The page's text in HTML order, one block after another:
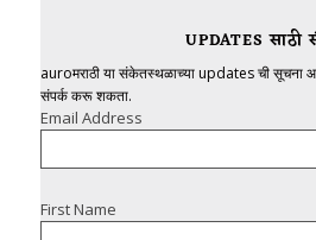
UPDATES साठी
auroमराठी या संकेतस्थळाच्या updates ची सूचना
संपर्क करू शकता.
Email Address
First Name